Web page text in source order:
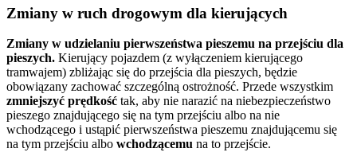
Zmiany w ruch drogowym dla kierujących
Zmiany w udzielaniu pierwszeństwa pieszemu na przejściu dla
pieszych. Kierujący pojazdem (z wyłączeniem kierującego
tramwajem) zbliżając się do przejścia dla pieszych, będzie
obowiązany zachować szczególną ostrożność. Przede wszystkim
zmniejszyć prędkość tak, aby nie narazić na niebezpieczeństwo
pieszego znajdującego się na tym przejściu albo na nie
wchodzącego i ustąpić pierwszeństwa pieszemu znajdującemu się
na tym przejściu albo wchodzącemu na to przejście.